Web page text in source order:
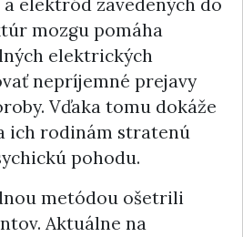
elektród zavedených do
mozgu pomáha
elektrických
nepríjemné prejavy
Vďaka tomu dokáže
ich rodinám stratenú
pohodu.
metódou ošetrili
Aktuálne na